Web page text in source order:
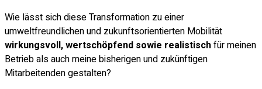
Wie lässt sich diese Transformation zu einer
umweltfreundlichen und zukunftsorientierten Mobilität
wirkungsvoll, wertschöpfend sowie realistischfür meinen
Betrieb als auch meine bisherigen und zukünftigen
Mitarbeitenden gestalten?